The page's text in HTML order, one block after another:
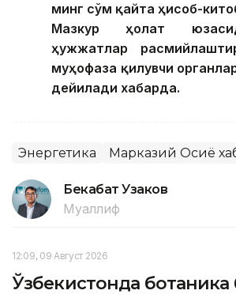
минг сўм қайта ҳисоб-
Мазкур ҳолат
ҳужжатлар
муҳофаза қилувчи
дейилади хабарда.
Энергетика Марказий Осиё
Бекабат Узаков
Муаллиф
12:09, 09 Август 2026
Ўзбекистонда ботаника